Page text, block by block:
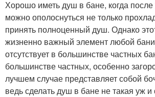
Хорошо иметь душ в бане, когда
можно ополоснуться не только
принять полноценный душ. Однако
жизненно важный элемент любой
отсутствует в большинстве частных
большинстве частных, особенно
лучшем случае представляет собой
ведь сделать душ в бане не такая уж